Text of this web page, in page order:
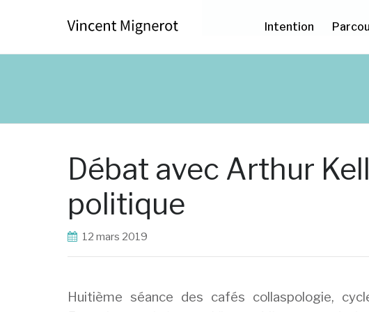
Intention
Débat avec Arthur
politique
12 mars 2019
Huitième séance des cafés collaspologie,